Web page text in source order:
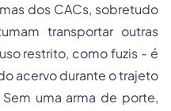
dos CACs, sobretudo
transportar outras
restrito, como fuzis - é
acervo durante o trajeto
uma arma de porte,